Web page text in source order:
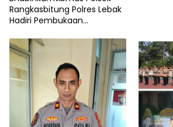
Rangkasbitung Polres Lebak
Hadiri Pembukaan
Desa Nameng Tingkat RT